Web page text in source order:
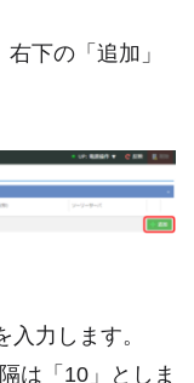
下の「追加」
力します。
は「10」としま